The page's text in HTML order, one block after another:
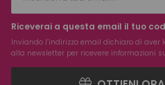
Riceverai a questa email il tuo
Inviando l’indirizzo email dichiaro di aver
alla newsletter per ricevere informazioni